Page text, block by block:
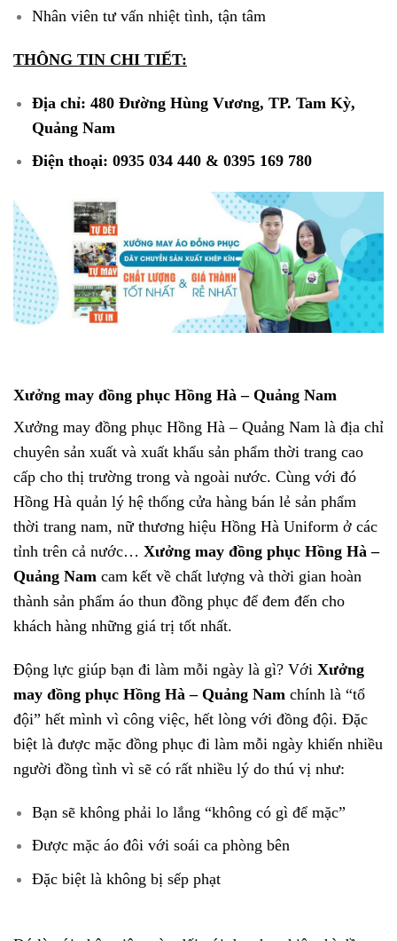
Nhân viên tư vấn nhiệt tình, tận tâm
THÔNG TIN CHI TIẾT:
Địa chỉ: 480 Đường Hùng Vương, TP. Tam Kỳ,
Quảng Nam
Điện thoại: 0935 034 440 & 0395 169 780
Xưởng may đồng phục Hồng Hà – Quảng Nam
Xưởng may đồng phục Hồng Hà – Quảng Nam là địa chỉ
chuyên sản xuất và xuất khẩu sản phẩm thời trang cao
cấp cho thị trường trong và ngoài nước. Cùng với đó
Hồng Hà quản lý hệ thống cửa hàng bán lẻ sản phẩm
thời trang nam, nữ thương hiệu Hồng Hà Uniform ở các
tỉnh trên cả nước… Xưởng may đồng phục Hồng Hà –
Quảng Nam cam kết về chất lượng và thời gian hoàn
thành sản phẩm áo thun đồng phục để đem đến cho
khách hàng những giá trị tốt nhất.
Động lực giúp bạn đi làm mỗi ngày là gì? Với Xưởng
may đồng phục Hồng Hà – Quảng Nam chính là “tổ
đội” hết mình vì công việc, hết lòng với đồng đội. Đặc
biệt là được mặc đồng phục đi làm mỗi ngày khiến nhiều
người đồng tình vì sẽ có rất nhiều lý do thú vị như:
Bạn sẽ không phải lo lắng “không có gì để mặc”
Được mặc áo đôi với soái ca phòng bên
Đặc biệt là không bị sếp phạt